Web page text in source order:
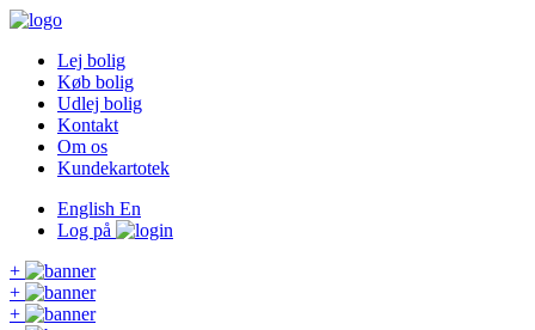
Lej bolig
Køb bolig
Udlej bolig
Kontakt
Om os
Kundekartotek
English En
Log på
+
+
+